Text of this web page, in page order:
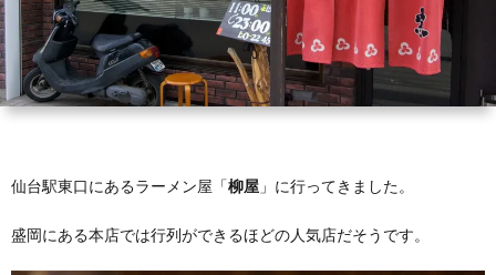
仙台駅東口にあるラーメン屋「柳屋 」に行ってきました。
盛岡にある本店では行列ができるほどの人気店だそうです。